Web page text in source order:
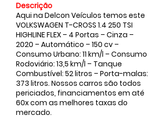
Descrição
Aqui na Delcon Veículos temos este
VOLKSWAGEN T-CROSS 1.4 250 TSI
HIGHLINE FLEX – 4 Portas – Cinza –
2020 – Automático – 150 cv –
Consumo Urbano: 11 km/l – Consumo
Rodoviário: 13,5 km/l – Tanque
Combustível: 52 litros – Porta-malas:
373 litros. Nossos carros são todos
periciados, financiamentos em até
60x com as melhores taxas do
mercado.